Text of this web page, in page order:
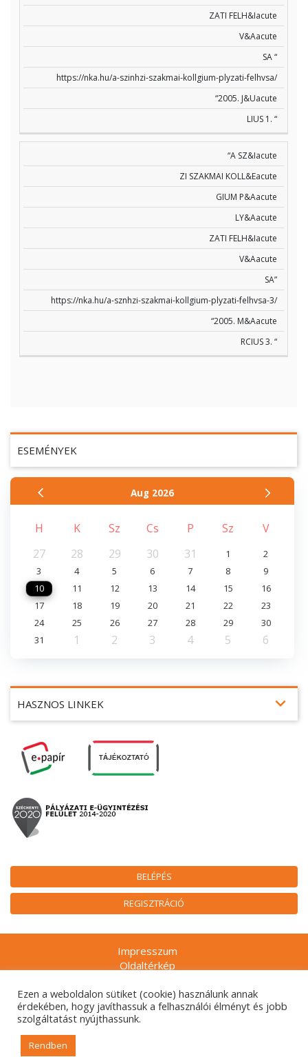
BELÉPÉS
REGISZTRÁCIÓ
HASZNOS LINKEK expand_more
ESEMÉNYEK
Aug 2026
H K Sz Cs P Sz
V
27
28 29 30 31 1
2
3
4 5 6 7 8
9
10
11 12 13 14 15
16
17
18 19 20 21 22
23
24
25 26 27 28 29
30
31
1 2 3 4 5 6
ZATI FELH&Iacute
V&Aacute
SA “
https://nka.hu/a-szinhzi-szakmai-kollgium-plyzati-felhvsa/
“2005. J&Uacute
LIUS 1. “
“A SZ&Iacute
ZI SZAKMAI KOLL&Eacute
GIUM P&Aacute
LY&Aacute
ZATI FELH&Iacute
V&Aacute
SA”
https://nka.hu/a-sznhzi-szakmai-kollgium-plyzati-felhvsa-3/
“2005. M&Aacute
RCIUS 3. “
Impresszum
Oldaltérkép
Adatkezelési tájékoztatók
Technikai ajánlás
Gyakran ismételt kérdések
Ezen a weboldalon sütiket (cookie) használunk annak
érdekében, hogy javíthassuk a felhasználói élményt és jobb
szolgáltatást nyújthassunk.
Rendben